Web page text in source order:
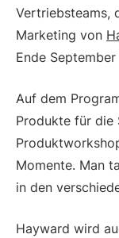
Vertriebsteams,
Marketing von
Ende
Auf dem
Produkte für die
Momente. Man
in den
Hayward wird